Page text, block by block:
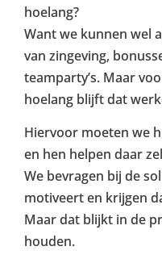
hoelang?
Want we kunnen wel
van zingeving,
teamparty’s. Maar
hoelang blijft dat
Hiervoor moeten we
en hen helpen daar
We bevragen bij de
motiveert en krijgen
Maar dat blijkt in de
houden.